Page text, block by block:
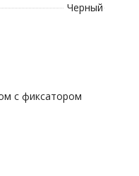
Черный
с фиксатором